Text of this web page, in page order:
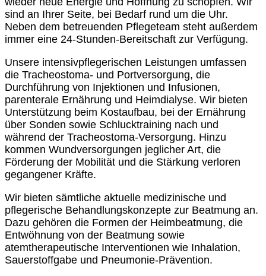
sind an Ihrer Seite, bei Bedarf rund um die Uhr.
Neben dem betreuenden Pflegeteam steht außerdem
immer eine 24-Stunden-Bereitschaft zur Verfügung.
Unsere intensivpflegerischen Leistungen umfassen
die Tracheostoma- und Portversorgung, die
Durchführung von Injektionen und Infusionen,
parenterale Ernährung und Heimdialyse. Wir bieten
Unterstützung beim Kostaufbau, bei der Ernährung
über Sonden sowie Schlucktraining nach und
während der Tracheostoma-Versorgung. Hinzu
kommen Wundversorgungen jeglicher Art, die
Förderung der Mobilität und die Stärkung verloren
gegangener Kräfte.
Wir bieten sämtliche aktuelle medizinische und
pflegerische Behandlungskonzepte zur Beatmung an.
Dazu gehören die Formen der Heimbeatmung, die
Entwöhnung von der Beatmung sowie
atemtherapeutische Interventionen wie Inhalation,
Sauerstoffgabe und Pneumonie-Prävention.